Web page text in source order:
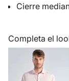
Cierre
Completa el